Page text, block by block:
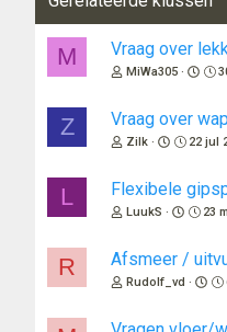
M Vraag over
MiWa305
Z Vraag over
Zilk 22 jul
L Flexibele
LuukS 23
R Afsmeer /
Rudolf_vd